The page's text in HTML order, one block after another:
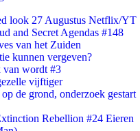
look 27 Augustus Netflix/YT
and Secret Agendas #148
van het Zuiden
kunnen vergeven?
van wordt #3
vijftiger
de grond, onderzoek gestart
Rebellion #24 Eieren